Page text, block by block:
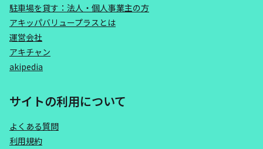
駐車場を貸す：法人・個人事業主の方
アキッパバリュープラスとは
運営会社
アキチャン
akipedia
サイトの利用について
よくある質問
利用規約